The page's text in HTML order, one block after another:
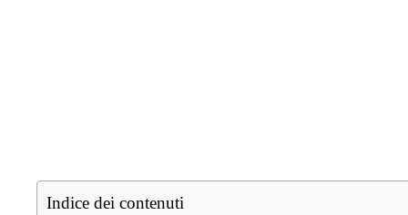
Indice dei contenuti